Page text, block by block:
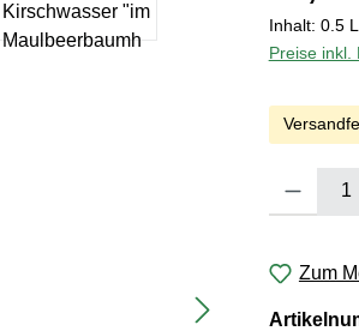
Inhalt: 0.5
Preise inkl.
Produkt
Zum